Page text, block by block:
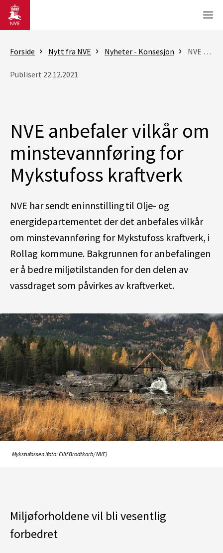
Gå til hovedinnhold
Forside Nytt fra NVE Nyheter - Konsesjon NVE anbefaler vilkår om minstevannføring for Mykstufoss kraftverk
Publisert 22.12.2021
NVE anbefaler vilkår om
minstevannføring for
Mykstufoss kraftverk
NVE har sendt en innstilling til Olje- og
energidepartementet der det anbefales vilkår
om minstevannføring for Mykstufoss kraftverk, i
Rollag kommune. Bakgrunnen for anbefalingen
er å bedre miljøtilstanden for den delen av
vassdraget som påvirkes av kraftverket.
Mykstufossen (foto: Eilif Brodtkorb/ NVE)
Miljøforholdene vil bli vesentlig
forbedret